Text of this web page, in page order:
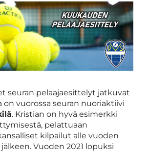
seuran pelaajaesittelyt jatkuvat
on vuorossa seuran nuoriaktiivi
. Kristian on hyvä esimerkki
pelattuaan
kilpailut alle vuoden
Vuoden 2021 lopuksi